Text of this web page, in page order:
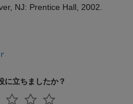
NJ: Prentice Hall, 2002.
に立ちましたか？